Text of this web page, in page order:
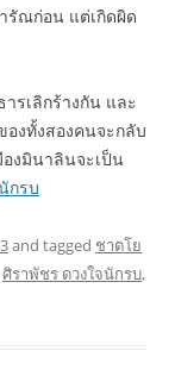
รัณก่อน แต่เกิดผิด
รเลิกร้างกัน และ
องทั้งสองคนจะกลับ
งมินาลินจะเป็น
กรบ
and tagged ชาตโย
ศิราพัชร ดวงใจนักรบ,